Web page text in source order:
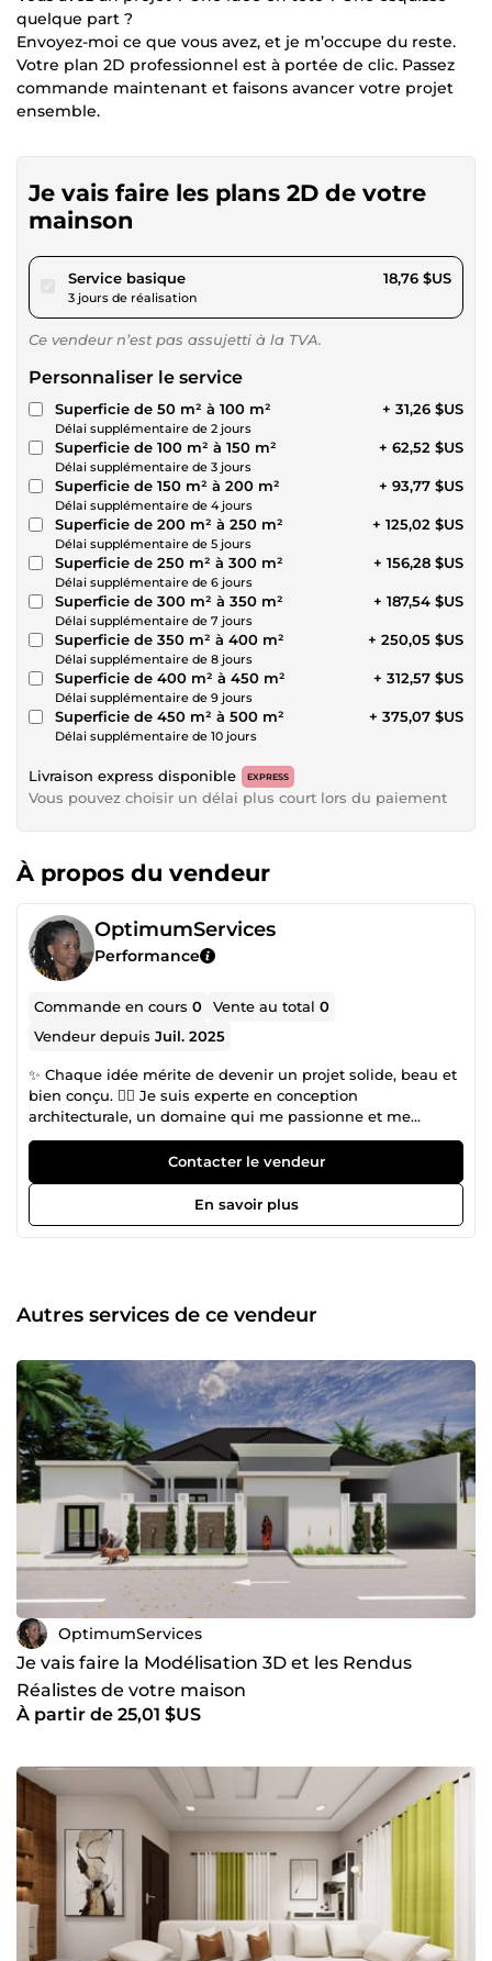
quelque part ?
Envoyez-moi ce que vous avez, et je m’occupe du reste.
Votre plan 2D professionnel est à portée de clic. Passez
commande maintenant et faisons avancer votre projet
ensemble.
Je vais faire les plans 2D de votre
mainson
Service basiquepour 17,28 $US
3 jours de réalisation
18,76 $US
Ce vendeur n’est pas assujetti à la TVA.
Personnaliser le service
Superficie de 50 m² à 100 m²
Délai supplémentaire de 2 jours
+ 31,26 $US
Superficie de 100 m² à 150 m²
Délai supplémentaire de 3 jours
+ 62,52 $US
Superficie de 150 m² à 200 m²
Délai supplémentaire de 4 jours
+ 93,77 $US
Superficie de 200 m² à 250 m²
Délai supplémentaire de 5 jours
+ 125,02 $US
Superficie de 250 m² à 300 m²
Délai supplémentaire de 6 jours
+ 156,28 $US
Superficie de 300 m² à 350 m²
Délai supplémentaire de 7 jours
+ 187,54 $US
Superficie de 350 m² à 400 m²
Délai supplémentaire de 8 jours
+ 250,05 $US
Superficie de 400 m² à 450 m²
Délai supplémentaire de 9 jours
+ 312,57 $US
Superficie de 450 m² à 500 m²
Délai supplémentaire de 10 jours
+ 375,07 $US
Livraison express disponible EXPRESS
Vous pouvez choisir un délai plus court lors du paiement
À propos du vendeur
OptimumServices
Performance
Commande en cours0 Vente au total0
Vendeur depuisJuil. 2025
✨ Chaque idée mérite de devenir un projet solide, beau et
bien conçu. 👷‍♀️ Je suis experte en conception
architecturale, un domaine qui me passionne et me
pousse chaque jour à allier créativité, rigueur et
innovation. Ce que j’aime le plus ? Transformer une simple
idée en un projet concret, stable et bien pensé. J’ai acquis
de belles expériences, autant sur le plan technique que
dans la conception. Je travaille avec des outils comme
idée, même floue, je suis là pour vous accompagner du
premier trait jusqu’à la réalisation, avec sérieux, conseils et
donnerai forme avec passion et précision.
Contacter le vendeur
En savoir plus
Autres services de ce vendeur
OptimumServices
Je vais faire la Modélisation 3D et les Rendus
Réalistes de votre maison
À partir de 25,01 $US